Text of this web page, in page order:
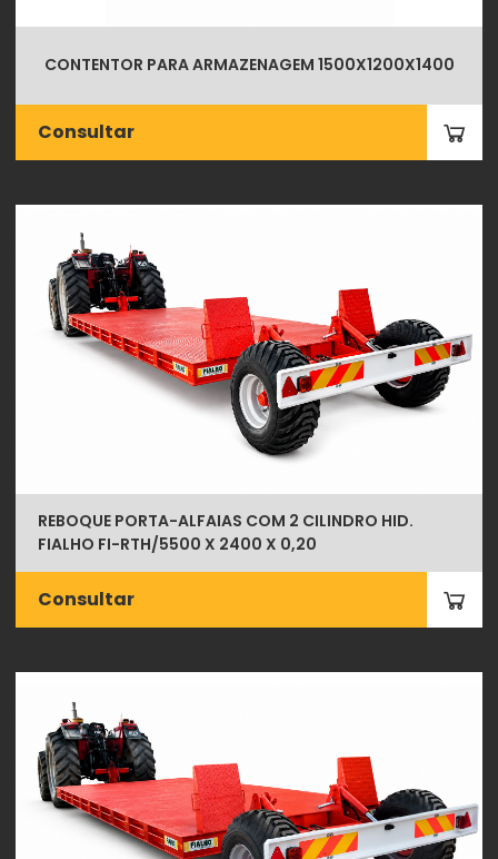
CONTENTOR PARA ARMAZENAGEM 1500X1200X1400
Consultar
REBOQUE PORTA-ALFAIAS COM 2 CILINDRO HID.
FIALHO FI-RTH/5500 X 2400 X 0,20
Consultar